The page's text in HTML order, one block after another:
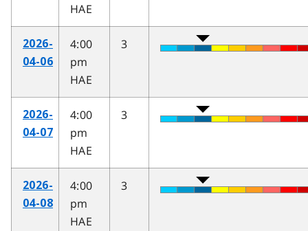
HAE
2026-
04-06
4:00
pm
HAE
3
2026-
04-07
4:00
pm
HAE
3
2026-
04-08
4:00
pm
HAE
3